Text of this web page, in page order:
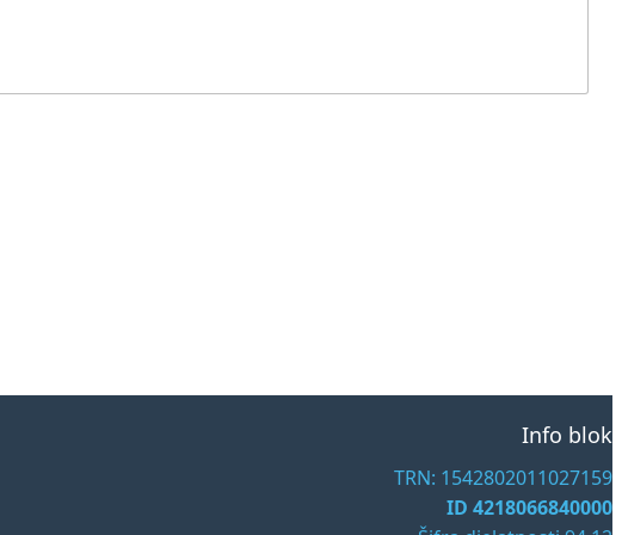
Info blok
TRN: 1542802011027159
ID 4218066840000